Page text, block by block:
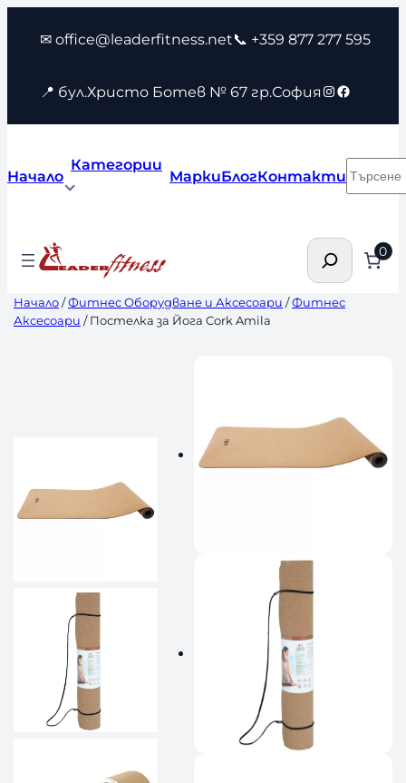
съдържанието
✉ office@leaderfitness.net📞 +359 877 277 595
📍 бул.Христо Ботев № 67 гр.София Instagram
Facebook
Начало
Категории
МаркиБлогКонтакти
Търсене 0
Начало/Фитнес Оборудване и Аксесоари /Фитнес
Аксесоари / Постелка за Йога Cork Amila